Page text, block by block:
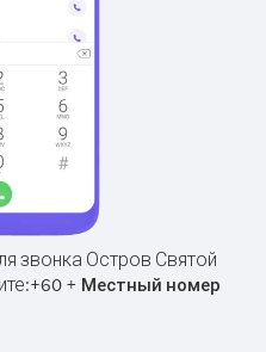
звонка Остров Святой
+60+ Местный номер